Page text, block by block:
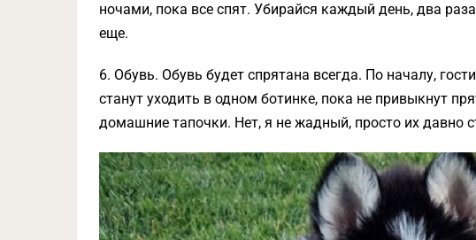
ночами, пока все спят. Убирайся каждый день, два
еще.
6. Обувь. Обувь будет спрятана всегда. По началу,
станут уходить в одном ботинке, пока не привыкнут
домашние тапочки. Нет, я не жадный, просто их давно